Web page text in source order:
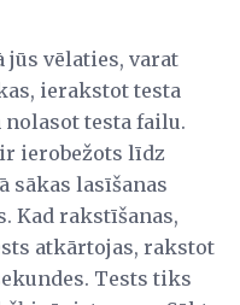
vēlaties, varat
ierakstot testa
testa failu.
ierobežots līdz
sākas lasīšanas
Kad rakstīšanas,
atkārtojas, rakstot
Tests tiks